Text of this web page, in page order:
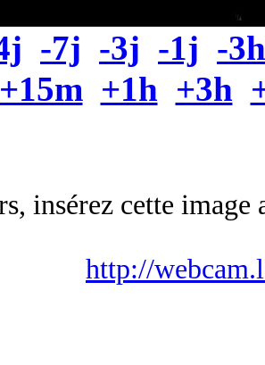
-7j -3j -1j -3h
+15m +1h +3h
insérez cette
http://